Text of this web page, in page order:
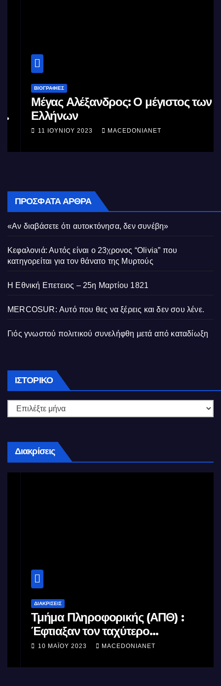
ΒΙΟΓΡΑΦΊΕΣ
Μέγας Αλέξανδρος: Ο μέγιστος των
Ελλήνων
11 ΙΟΥΝΊΟΥ 2023 MACEDONIANET
ΠΡΌΣΦΑΤΑ ΆΡΘΡΑ
«Αν διαβάσετε ότι αυτοκτόνησα, δεν συνέβη»
Κεφαλονιά: Αυτός είναι ο 23χρονος “Olivia” που
κατηγορείται για τον θάνατο της Μυρτούς
Η Εθνική Επετειος – 25η Μαρτίου 1821
MERCOSUR: Αυτό που θες να ξέρεις και δεν σου λένε.
Γιός γνωστού πολιτικού συνελήφθη μετά από καταδίωξη
ΙΣΤΟΡΙΚΌ Ιστορικό
Διακρίσεις
ΔΙΑΚΡΊΣΕΙΣ
Τμήμα Πληροφορικής (ΑΠΘ) :
Έφτιαξαν τον ταχύτερο
επεξεργαστή AI στον κόσμο με τη
10 ΜΑΪ́ΟΥ 2023 MACEDONIANET